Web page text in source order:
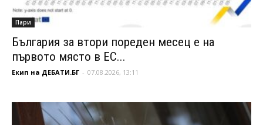
Пари
България за втори пореден месец е на
първото място в ЕС...
Екип на ДЕБАТИ.БГ - 07.08.2026, 13:11